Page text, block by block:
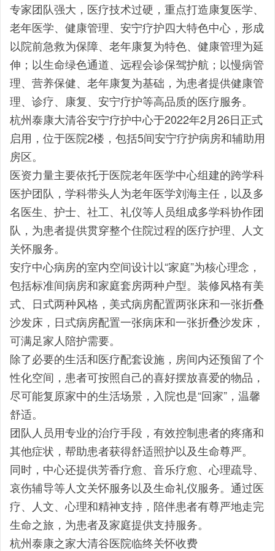
专家团队强大，医疗技术过硬，重点打造康复医学、
老年医学、健康管理、安宁疗护四大特色中心，形成
以院前急救为保障、老年康复为特色、健康管理为延
伸；以生命绿色通道、远程会诊保驾护航；以慢病管
理、营养保健、老年康复为基础，为患者提供健康管
理、诊疗、康复、安宁疗护等高品质的医疗服务。
杭州泰康大清谷安宁疗护中心于2022年2月26日正式
启用，位于医院2楼，包括5间安宁疗护病房和辅助用
房区。
医资力量主要依托于医院老年医学中心组建的跨学科
医护团队，学科带头人为老年医学刘海主任，以及多
名医生、护士、社工、礼仪等人员组成多学科协作团
队，为患者提供贯穿整个住院过程的医疗护理、人文
关怀服务。
安疗中心病房的室内空间设计以“家庭”为核心理念，
包括标准间病房和家庭套房两种户型。装修风格有美
式、日式两种风格，美式病房配置两张床和一张折叠
沙发床，日式病房配置一张病床和一张折叠沙发床，
可满足家人陪护需要。
除了必要的生活和医疗配套设施，房间内还预留了个
性化空间，患者可按照自己的喜好摆放喜爱的物品，
尽可能复原家中的生活场景，入院也是“回家”，温馨
舒适。
团队人员用专业的治疗手段，有效控制患者的疼痛和
其他症状，帮助患者获得舒适照护以及生命尊严。
同时，中心还提供芳香疗愈、音乐疗愈、心理疏导、
哀伤辅导等人文关怀服务以及生命礼仪服务。通过医
疗、人文、心理和精神支持，陪伴患者有尊严地走完
生命之旅，为患者及家庭提供支持服务。
杭州泰康之家大清谷医院临终关怀收费